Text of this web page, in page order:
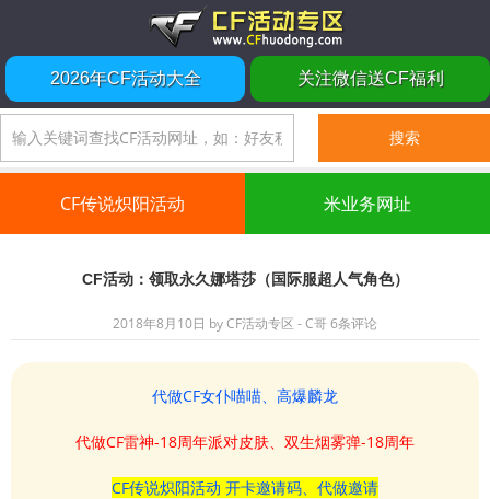
2026年CF活动大全 关注微信送CF福利
CF传说炽阳活动 米业务网址
CF活动：领取永久娜塔莎（国际服超人气角色）
2018年8月10日 byCF活动专区 - C哥6条评论
代做CF女仆喵喵、高爆麟龙
代做CF雷神-18周年派对皮肤、双生烟雾弹-18周年
CF传说炽阳活动 开卡邀请码、代做邀请